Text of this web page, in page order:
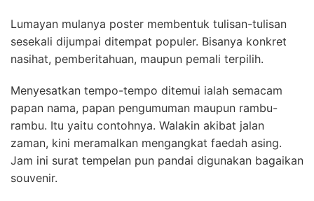
Lumayan mulanya poster membentuk tulisan-tulisan
sesekali dijumpai ditempat populer. Bisanya konkret
nasihat, pemberitahuan, maupun pemali terpilih.
Menyesatkan tempo-tempo ditemui ialah semacam
papan nama, papan pengumuman maupun rambu-
rambu. Itu yaitu contohnya. Walakin akibat jalan
zaman, kini meramalkan mengangkat faedah asing.
Jam ini surat tempelan pun pandai digunakan bagaikan
souvenir.